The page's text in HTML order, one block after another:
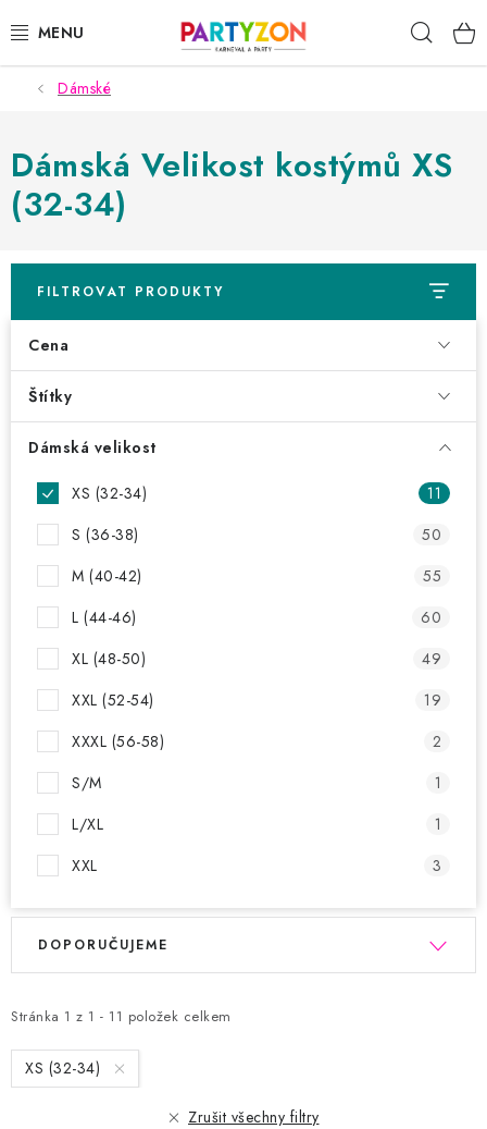
na
KARNEVALOVÉ MASKY
KARNEVALOVÉ KOSTÝMY
DOPLŇKY NA KARNEVAL
PÁRTY PODLE TÉMAT
DEKORACE A VÝZDOBA
EXKLUZIVNÍ KOSTÝMY
AKCE A SLEVY
Náš příběh
Doprava a poštovné
Obchodní podmínky
Dámské
Dámská Velikost kostýmů XS
(32-34)
FILTROVAT PRODUKTY
Cena
Štítky
Dámská velikost
XS (32-34)
11
S (36-38)
50
M (40-42)
55
L (44-46)
60
XL (48-50)
49
XXL (52-54)
19
XXXL (56-58)
2
S/M
1
L/XL
1
XXL
3
ý
p
i
s
Stránka 1 z 1 - 11 položek celkem
a
z
e
n
DOPORUČUJEME
XS (32-34)
Zrušit všechny filtry